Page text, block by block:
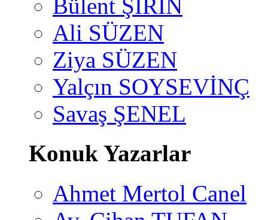
Bülent ŞİRİN
Ali SÜZEN
Ziya SÜZEN
Yalçın SOYSEVİNÇ
Savaş ŞENEL
Konuk Yazarlar
Ahmet Mertol Canel